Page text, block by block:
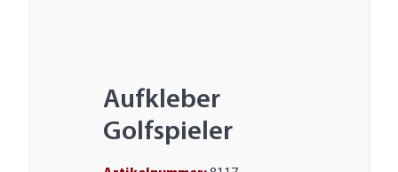
Aufkleber
Golfspieler